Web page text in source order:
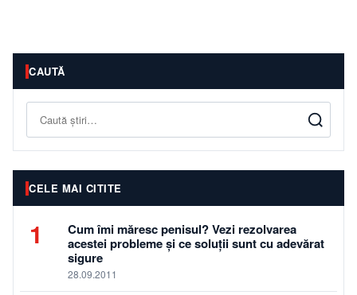
CAUTĂ
Caută
CELE MAI CITITE
1
Cum îmi măresc penisul? Vezi rezolvarea
acestei probleme și ce soluții sunt cu adevărat
sigure
28.09.2011